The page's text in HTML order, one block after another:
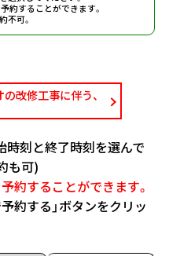
約することができます。
不可。
改修工事に伴う、
時刻と終了時刻を選んで
も可)
約することができます。
約する」ボタンをクリッ